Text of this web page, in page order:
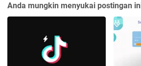
Anda mungkin menyukai postingan